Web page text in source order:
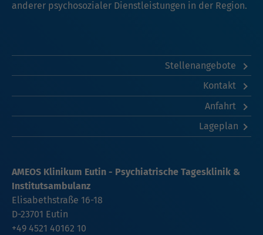
anderer psychosozialer Dienstleistungen in der Region.
Stellenangebote
Kontakt
Anfahrt
Lageplan
AMEOS Klinikum Eutin - Psychiatrische Tagesklinik &
Institutsambulanz
Elisabethstraße 16-18
D-23701 Eutin
+49 4521 40162 10